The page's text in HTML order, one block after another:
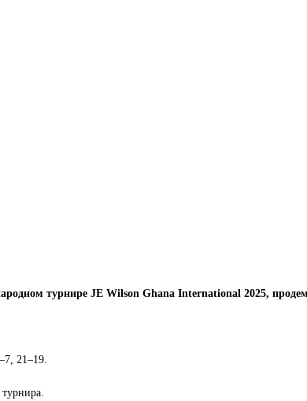
турнире JE Wilson Ghana International 2025,
21–19.